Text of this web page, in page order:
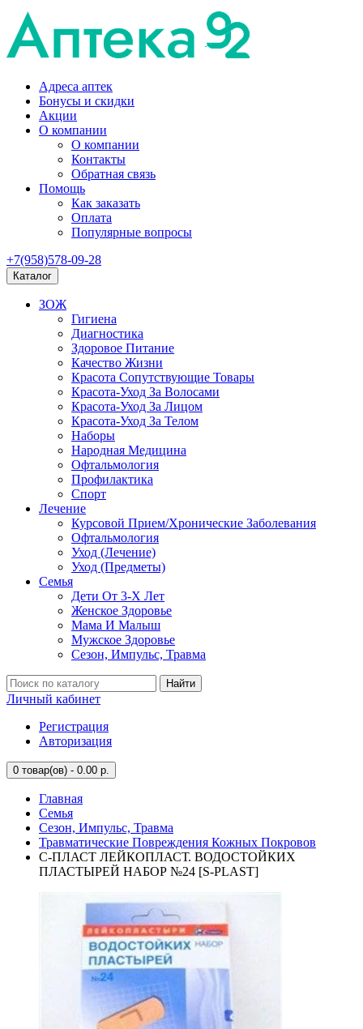
Адреса аптек
Бонусы и скидки
Акции
О компании
О компании
Контакты
Обратная связь
Помощь
Как заказать
Оплата
Популярные вопросы
+7(958)578-09-28
Каталог
ЗОЖ
Гигиена
Диагностика
Здоровое Питание
Качество Жизни
Красота Сопутствующие Товары
Красота-Уход За Волосами
Красота-Уход За Лицом
Красота-Уход За Телом
Наборы
Народная Медицина
Офтальмология
Профилактика
Спорт
Лечение
Курсовой Прием/Хронические Заболевания
Офтальмология
Уход (Лечение)
Уход (Предметы)
Семья
Дети От 3-Х Лет
Женское Здоровье
Мама И Малыш
Мужское Здоровье
Сезон, Импульс, Травма
Найти
Личный кабинет
Регистрация
Авторизация
0 товар(ов) - 0.00 р.
Главная
Семья
Сезон, Импульс, Травма
Травматические Повреждения Кожных Покровов
С-ПЛАСТ ЛЕЙКОПЛАСТ. ВОДОСТОЙКИХ
ПЛАСТЫРЕЙ НАБОР №24 [S-PLAST]